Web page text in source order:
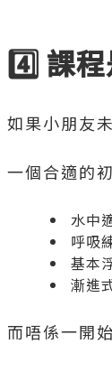
4️⃣ 課
如果小朋友
一個合適的
水中
呼吸
基本
漸進
而唔係一開